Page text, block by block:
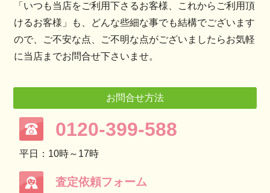
「いつも当店をご利用下さるお客様、これからご利用頂
けるお客様」も、どんな些細な事でも結構でございます
ので、ご不安な点、ご不明な点がございましたらお気軽
に当店までお問合せ下さいませ。
お問合せ方法
0120-399-588
平日：10時～17時
査定依頼フォーム